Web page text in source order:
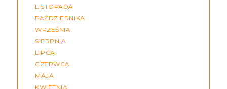
LISTOPADA
PAŹDZIERNIKA
WRZEŚNIA
SIERPNIA
LIPCA
CZERWCA
MAJA
KWIETNIA